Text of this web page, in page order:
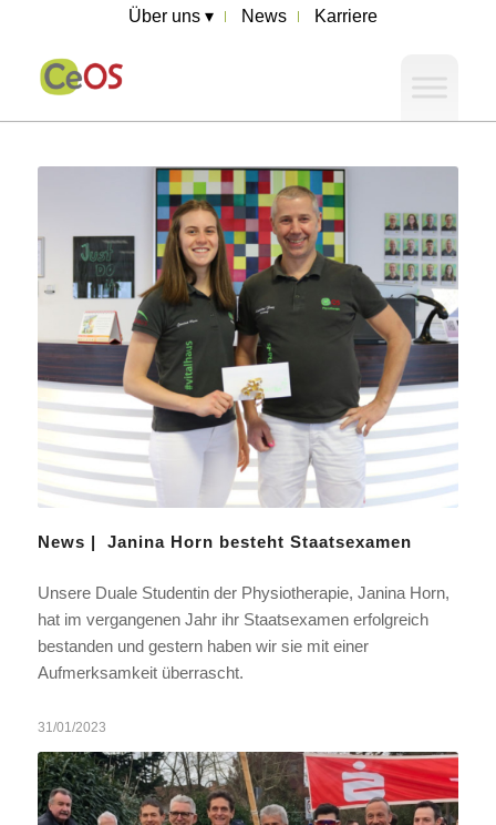
Über uns ▾ News Karriere
News | Janina Horn besteht Staatsexamen
Unsere Duale Studentin der Physiotherapie, Janina Horn,
hat im vergangenen Jahr ihr Staatsexamen erfolgreich
bestanden und gestern haben wir sie mit einer
Aufmerksamkeit überrascht.
31/01/2023